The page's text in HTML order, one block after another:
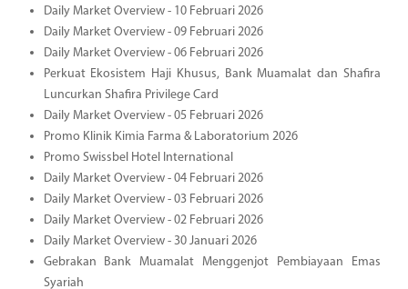
Daily Market Overview - 10 Februari 2026
Daily Market Overview - 09 Februari 2026
Daily Market Overview - 06 Februari 2026
Perkuat Ekosistem Haji Khusus, Bank Muamalat dan Shafira
Luncurkan Shafira Privilege Card
Daily Market Overview - 05 Februari 2026
Promo Klinik Kimia Farma & Laboratorium 2026
Promo Swissbel Hotel International
Daily Market Overview - 04 Februari 2026
Daily Market Overview - 03 Februari 2026
Daily Market Overview - 02 Februari 2026
Daily Market Overview - 30 Januari 2026
Gebrakan Bank Muamalat Menggenjot Pembiayaan Emas
Syariah